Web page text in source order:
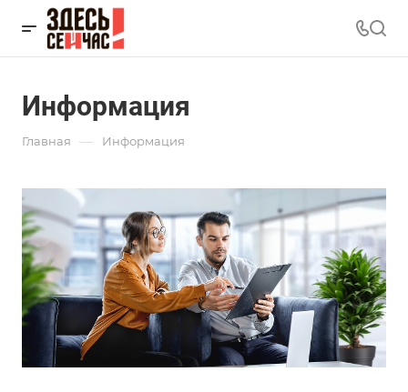
Информация
Главная — Информация